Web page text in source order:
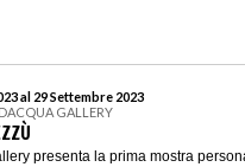
al 29 Settembre 2023
GALLERY
presenta la prima mostra